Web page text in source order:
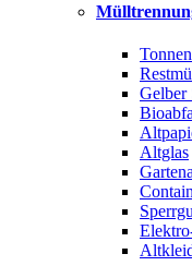
Gelber
Altglas